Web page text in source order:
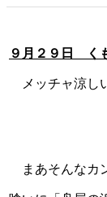
９月２９日 く
メッチャ涼し
まあそんなカ